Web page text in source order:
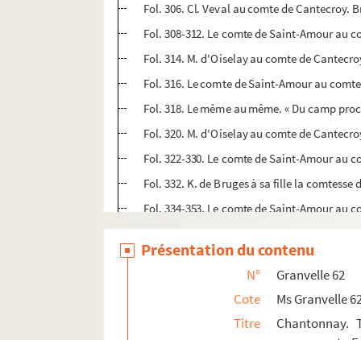
Fol. 306. Cl. Veval au comte de Cantecroy.
Fol. 308-312. Le comte de Saint-Amour au
Fol. 314. M. d'Oiselay au comte de
Fol. 316. Le comte de Saint-Amour au
Fol. 318. Le même au même. « Du camp
Fol. 320. M. d'Oiselay au comte de
Fol. 322-330. Le comte de Saint-Amour au
Fol. 332. K. de Bruges à sa fille la
Fol. 334-353. Le comte de Saint-Amour au
Fol. 355-357. Hélène Perrenot de Granvelle
Fol. 359. Le comte de Saint-Amour au
Fol. 361-369. Hélène Perrenot de
Fol. 371. « Copie des deux mémoriaux
Fol. 376 et 378. Le conseiller Pétremand
Présentation du contenu
N°
Granvelle 62
Cote
Ms Granvelle
Titre
Chantonnay.